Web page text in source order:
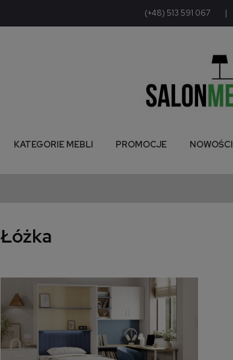
(+48) 513 591 067 |
KATEGORIE MEBLI PROMOCJE NOWOŚCI
Łóżka